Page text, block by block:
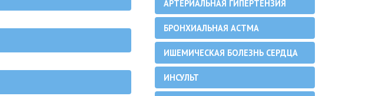
АРТЕРИАЛЬНАЯ ГИПЕРТЕНЗИЯ
БРОНХИАЛЬНАЯ АСТМА
ИШЕМИЧЕСКАЯ БОЛЕЗНЬ СЕРДЦА
ИНСУЛЬТ